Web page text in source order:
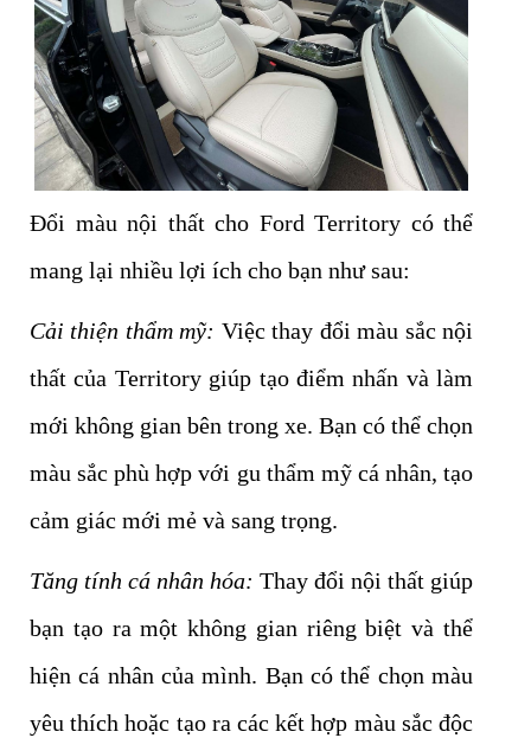
Đổi màu nội thất cho Ford Territory có thể
mang lại nhiều lợi ích cho bạn như sau:
Cải thiện thẩm mỹ: Việc thay đổi màu sắc nội
thất của Territory giúp tạo điểm nhấn và làm
mới không gian bên trong xe. Bạn có thể chọn
màu sắc phù hợp với gu thẩm mỹ cá nhân, tạo
cảm giác mới mẻ và sang trọng.
Tăng tính cá nhân hóa: Thay đổi nội thất giúp
bạn tạo ra một không gian riêng biệt và thể
hiện cá nhân của mình. Bạn có thể chọn màu
yêu thích hoặc tạo ra các kết hợp màu sắc độc